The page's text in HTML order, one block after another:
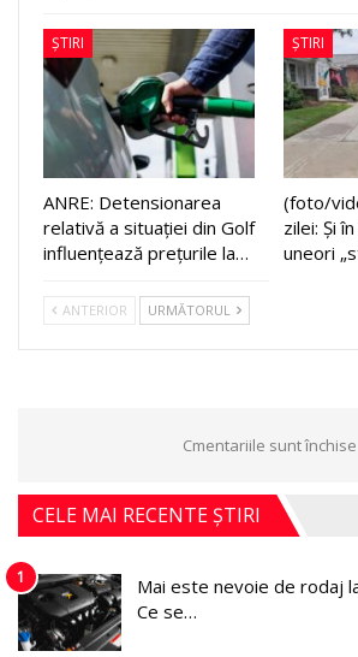
ȘTIRI
ANRE: Detensionarea
relativă a situației din Golf
influențează prețurile la…
ȘTIRI
(foto/
zilei: Și
uneori
ANTERIOR URMĂTORUL
Cmentariile sunt închise
CELE MAI RECENTE ȘTIRI
1
Mai este nevoie de rodaj
Ce se…